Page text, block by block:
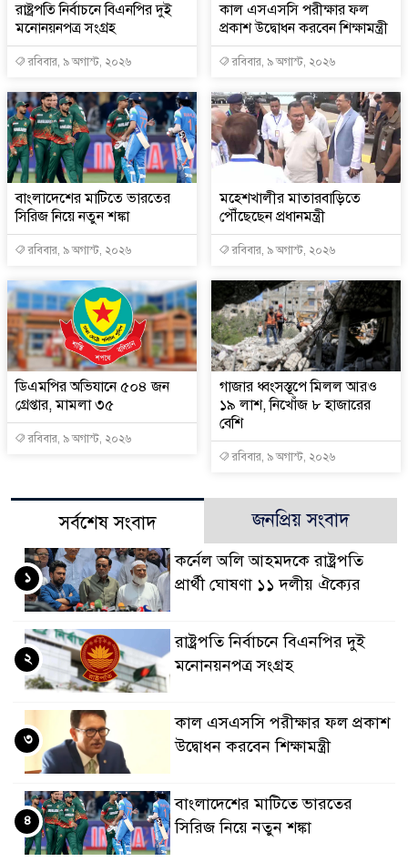
রাষ্ট্রপতি নির্বাচনে বিএনপির দুই
মনোনয়নপত্র সংগ্রহ
রবিবার, ৯ অগাস্ট, ২০২৬
কাল এসএসসি পরীক্ষার ফল
প্রকাশ উদ্বোধন করবেন শিক্ষামন্ত্রী
রবিবার, ৯ অগাস্ট, ২০২৬
বাংলাদেশের মাটিতে ভারতের
সিরিজ নিয়ে নতুন শঙ্কা
রবিবার, ৯ অগাস্ট, ২০২৬
মহেশখালীর মাতারবাড়িতে
পৌঁছেছেন প্রধানমন্ত্রী
রবিবার, ৯ অগাস্ট, ২০২৬
ডিএমপির অভিযানে ৫০৪ জন
গ্রেপ্তার, মামলা ৩৫
রবিবার, ৯ অগাস্ট, ২০২৬
গাজার ধ্বংসস্তূপে মিলল আরও
১৯ লাশ, নিখোঁজ ৮ হাজারের
বেশি
রবিবার, ৯ অগাস্ট, ২০২৬
সর্বশেষ সংবাদ জনপ্রিয় সংবাদ
কর্নেল অলি আহমদকে রাষ্ট্রপতি
প্রার্থী ঘোষণা ১১ দলীয় ঐক্যের
১
রাষ্ট্রপতি নির্বাচনে বিএনপির দুই
মনোনয়নপত্র সংগ্রহ
২
কাল এসএসসি পরীক্ষার ফল প্রকাশ
উদ্বোধন করবেন শিক্ষামন্ত্রী
৩
বাংলাদেশের মাটিতে ভারতের
সিরিজ নিয়ে নতুন শঙ্কা
৪